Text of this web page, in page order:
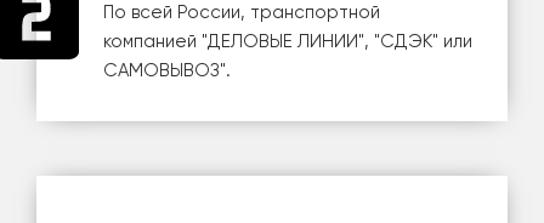
По всей России, транспортной
компанией "ДЕЛОВЫЕ ЛИНИИ", "СДЭК" или
САМОВЫВОЗ".